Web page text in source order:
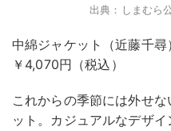
出典：しまむら
中綿ジャケット（近藤千尋
￥4,070円（税込）
これからの季節には外せ
ット。カジュアルなデザ